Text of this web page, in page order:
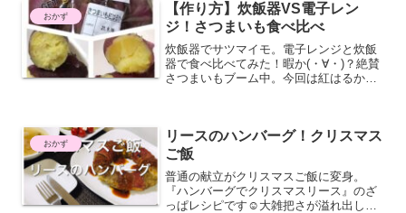
おかず
【作り方】炊飯器VS電子レン
ジ！さつまいも食べ比べ
炊飯器でサツマイモ。電子レンジと炊飯
器で食べ比べてみた！暇か(・∀・)？絶賛
さつまいもブーム中。今回は紅はるか。
おかず
リースのハンバーグ！クリスマス
ご飯
普通の献立がクリスマスご飯に変身。
『ハンバーグでクリスマスリース』のざ
っぱレシピです☺︎大雑把さが溢れ出して